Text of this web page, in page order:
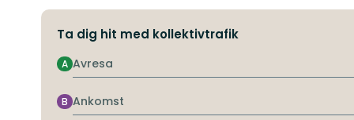
Ta dig hit med kollektivtrafik
Avresa
A
Ankomst
B